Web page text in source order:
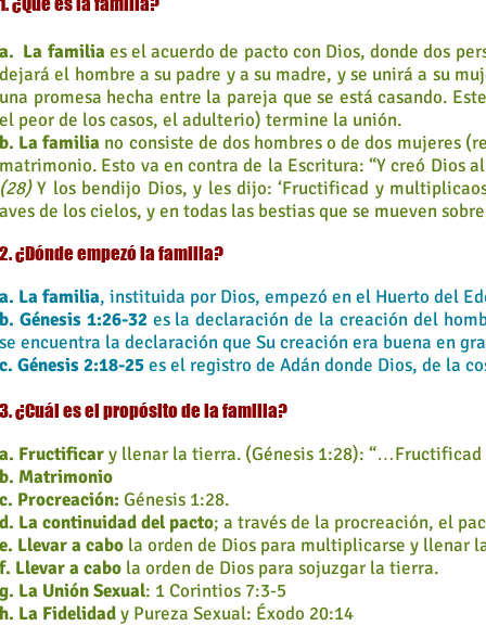
a. La familia es el acuerdo de pacto con Dios, donde dos
dejará el hombre a su padre y a su madre, y se unirá a su
una promesa hecha entre la pareja que se está casando.
el peor de los casos, el adulterio) termine la unión.
b. La familia no consiste de dos hombres o de dos mujeres
matrimonio. Esto va en contra de la Escritura: “Y creó Dios
(28)Y los bendijo Dios, y les dijo: ‘Fructificad y
aves de los cielos, y en todas las bestias que se mueven
2. ¿Dónde empezó la familia?
a. La familia, instituida por Dios, empezó en el Huerto del
b. Génesis 1:26-32es la declaración de la creación del
se encuentra la declaración que Su creación era buena en
c. Génesis 2:18-25es el registro de Adán donde Dios, de la
3. ¿Cuál es el propósito de la familia?
a. Fructificary llenar la tierra. (Génesis 1:28):
b. Matrimonio
c. Procreación: Génesis 1:28.
d. La continuidad del pacto; a través de la procreación, el
e. Llevar a cabo la orden de Dios para multiplicarse y llenar
f. Llevar a cabo la orden de Dios para sojuzgar la tierra.
g. La Unión Sexual: 1 Corintios 7:3-5
h. La Fidelidady Pureza Sexual: Éxodo 20:14